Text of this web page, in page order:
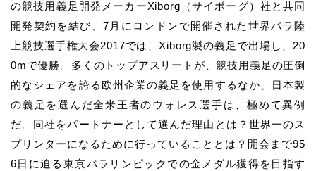
の競技用義足開発メーカーXiborg（サイボーグ）社と共同
開発契約を結び、7月にロンドンで開催された世界パラ陸
上競技選手権大会2017では、Xiborg製の義足で出場し、20
0mで優勝。多くのトップアスリートが、競技用義足の圧倒
的なシェアを誇る欧州企業の義足を使用するなか、日本製
の義足を選んだ全米王者のウォレス選手は、極めて異例
だ。同社をパートナーとして選んだ理由とは？世界一のス
プリンターになるために行っていることとは？開会まで95
6日に迫る東京パラリンピックでの金メダル獲得を目指す